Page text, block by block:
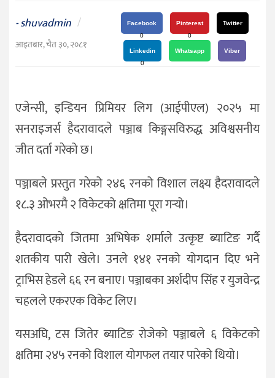
दर्शन
/
संस्कृति
राजनीति
-shuvadmin /
आइतबार, चैत ३०, २०८१
Facebook
0
Pinterest
0
Twitter
Linkedin
0
Whatsapp Viber
एजेन्सी, इन्डियन प्रिमियर लिग (आईपीएल) २०२५ मा
सनराइजर्स हैदरावादले पञ्जाब किङ्गसविरुद्ध अविश्वसनीय
जीत दर्ता गरेको छ।
पञ्जाबले प्रस्तुत गरेको २४६ रनको विशाल लक्ष्य हैदरावादले
१८.३ ओभरमै २ विकेटको क्षतिमा पूरा गर्‍यो।
हैदरावादको जितमा अभिषेक शर्माले उत्कृष्ट ब्याटिङ गर्दै
शतकीय पारी खेले। उनले १४१ रनको योगदान दिए भने
ट्राभिस हेडले ६६ रन बनाए। पञ्जाबका अर्शदीप सिंह र युजवेन्द्र
चहलले एकरएक विकेट लिए।
यसअघि, टस जितेर ब्याटिङ रोजेको पञ्जाबले ६ विकेटको
क्षतिमा २४५ रनको विशाल योगफल तयार पारेको थियो।